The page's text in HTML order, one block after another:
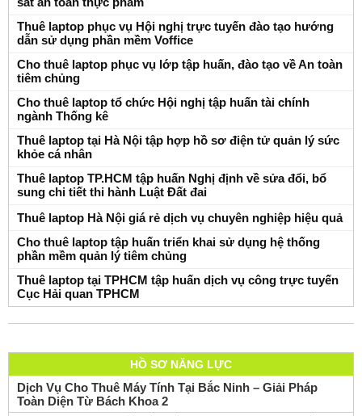
Thuê laptop phục vụ Hội nghị trực tuyến đào tạo hướng
dẫn sử dụng phần mềm Voffice
Cho thuê laptop phục vụ lớp tập huấn, đào tạo về An toàn
tiêm chủng
Cho thuê laptop tổ chức Hội nghị tập huấn tài chính
ngành Thống kê
Thuê laptop tại Hà Nội tập hợp hồ sơ điện tử quản lý sức
khỏe cá nhân
Thuê laptop TP.HCM tập huấn Nghị định về sửa đổi, bổ
sung chi tiết thi hành Luật Đất đai
Thuê laptop Hà Nội giá rẻ dịch vụ chuyên nghiệp hiệu quả
Cho thuê laptop tập huấn triển khai sử dụng hệ thống
phần mềm quản lý tiêm chủng
Thuê laptop tại TPHCM tập huấn dịch vụ công trực tuyến
Cục Hải quan TPHCM
HỒ SƠ NĂNG LỰC
Dịch Vụ Cho Thuê Máy Tính Tại Bắc Ninh – Giải Pháp
Toàn Diện Từ Bách Khoa 2